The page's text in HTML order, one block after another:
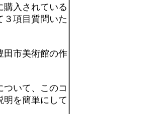
購入されている
３項目質問いた
市美術館の作
いて、このコ
明を簡単にして